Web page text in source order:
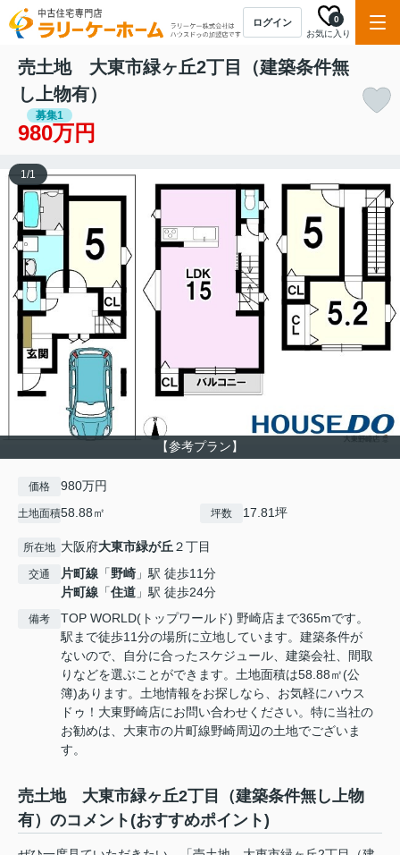
ログイン
お気に入り
0
売土地 大東市緑ヶ丘2丁目（建築条件無
し上物有）
募集1
980万円
【参考プラン】
1/1
価格 980万円
土地面積58.88㎡ 坪数 17.81坪
所在地 大阪府大東市緑が丘２丁目
交通 片町線 「野崎 」駅 徒歩11分
片町線 「住道 」駅 徒歩24分
備考
TOP WORLD(トップワールド) 野崎店まで365mです。
駅まで徒歩11分の場所に立地しています。建築条件が
ないので、自分に合ったスケジュール、建築会社、間取
りなどを選ぶことができます。土地面積は58.88㎡(公
簿)あります。土地情報をお探しなら、お気軽にハウス
ドゥ！大東野崎店にお問い合わせください。特に当社の
お勧めは、大東市の片町線野崎周辺の土地でございま
す。
売土地 大東市緑ヶ丘2丁目（建築条件無し上物
有）のコメント(おすすめポイント)